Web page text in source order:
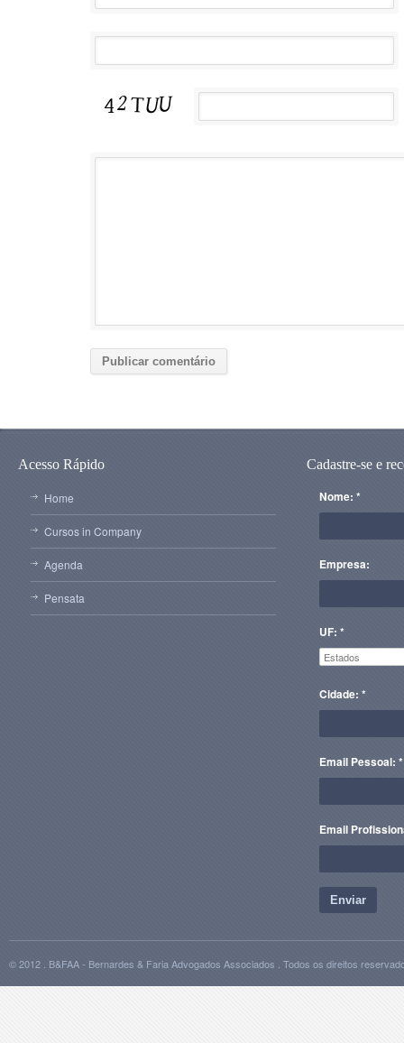
Acesso Rápido
Home
Cursos in Company
Agenda
Pensata
Cadastre-se e
Nome: *
Empresa:
UF: *
Cidade: *
Email Pessoal: *
Email
Enviar
© 2012 . B&FAA - Bernardes & Faria Advogados Associados . Todos os direitos